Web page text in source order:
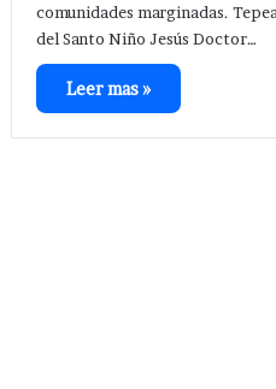
comunidades marginadas.
del Santo Niño Jesús Doctor…
Leer mas »